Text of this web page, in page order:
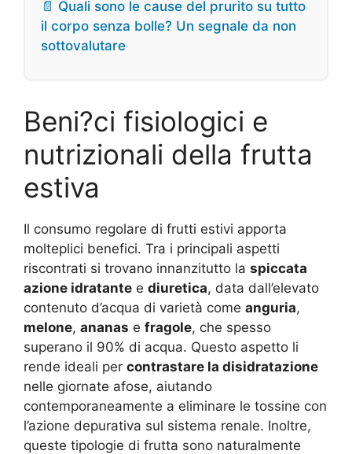
📄 Quali sono le cause del prurito su tutto
il corpo senza bolle? Un segnale da non
sottovalutare
Beni?ci fisiologici e
nutrizionali della frutta
estiva
Il consumo regolare di frutti estivi apporta
molteplici benefici. Tra i principali aspetti
riscontrati si trovano innanzitutto la spiccata
azione idratante e diuretica, data dall’elevato
contenuto d’acqua di varietà come anguria,
melone, ananas e fragole, che spesso
superano il 90% di acqua. Questo aspetto li
rende ideali per contrastare la disidratazione
nelle giornate afose, aiutando
contemporaneamente a eliminare le tossine con
l’azione depurativa sul sistema renale. Inoltre,
queste tipologie di frutta sono naturalmente